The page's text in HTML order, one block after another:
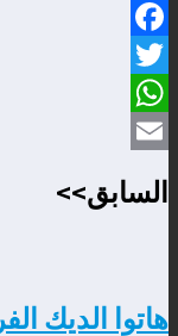
Facebook
Twitter
WhatsApp
السابق>>
هاتوا الديك